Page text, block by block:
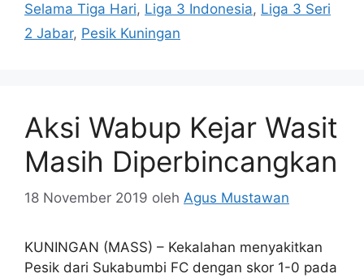
Selama Tiga Hari, Liga 3 Indonesia, Liga 3 Seri
2 Jabar, Pesik Kuningan
Aksi Wabup Kejar Wasit
Masih Diperbincangkan
18 November 2019 oleh Agus Mustawan
KUNINGAN (MASS) – Kekalahan menyakitkan
Pesik dari Sukabumbi FC dengan skor 1-0 pada